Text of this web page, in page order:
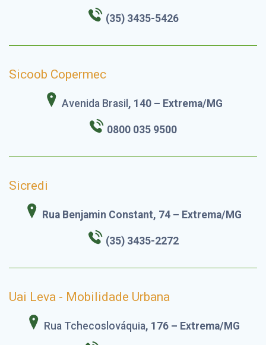
(35) 3435-5426
Sicoob Copermec
Avenida Brasil , 140 – Extrema/MG
0800 035 9500
Sicredi
Rua Benjamin Constant, 74 – Extrema/MG
(35) 3435-2272
Uai Leva - Mobilidade Urbana
Rua Tchecoslováquia, 176 – Extrema/MG